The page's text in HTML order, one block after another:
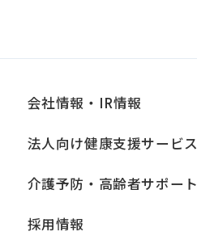
会社情報・IR情報
法人向け健康支援サービス
介護予防・高齢者サポート
採用情報